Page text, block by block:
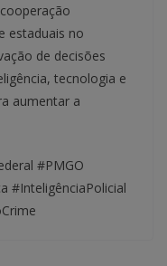
estaduais no
de decisões
tecnologia e
aumentar a
#PMGO
#InteligênciaPolicial